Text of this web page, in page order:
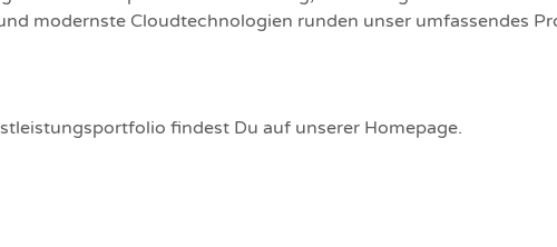
modernste Cloudtechnologien runden unser umfassendes
findest Du auf unserer Homepage.